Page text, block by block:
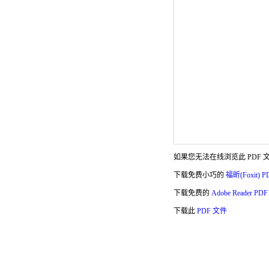
如果您无法在线浏览此 PDF
下载免费小巧的 福昕(Foxit)
下载免费的 Adobe Reader
下载此 PDF 文件